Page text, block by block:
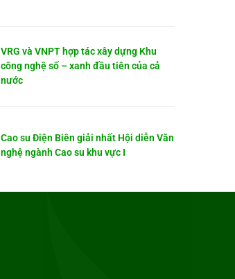
VRG và VNPT hợp tác xây dựng Khu
công nghệ số – xanh đầu tiên của cả
nước
Cao su Điện Biên giải nhất Hội diễn Văn
nghệ ngành Cao su khu vực I